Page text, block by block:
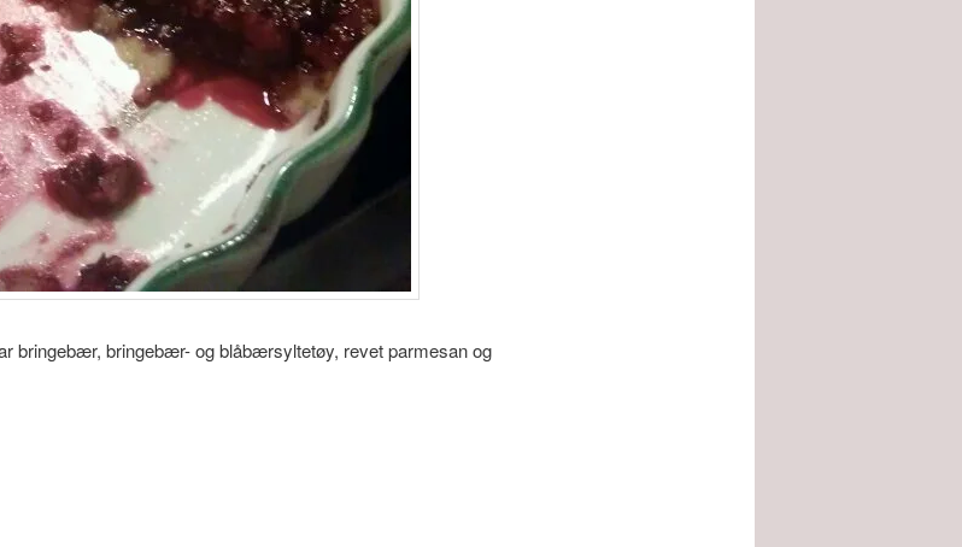
bringebær, bringebær- og blåbærsyltetøy, revet parmesan og